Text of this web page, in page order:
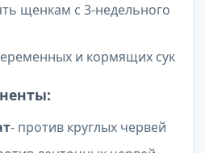
щенкам с 3-недельного
и кормящих сук
- против круглых червей